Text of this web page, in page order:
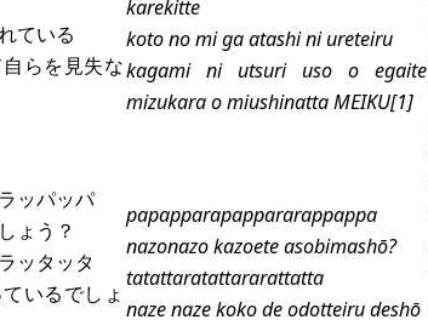
ている
らを見失な
karekitte
koto no mi ga atashi ni ureteiru
kagami ni utsuri uso o egaite
mizukara o miushinatta MEIKU[1]
ッパッパ
ょう？
ッタッタ
いるでしょ
papapparapappararappappa
nazonazo kazoete asobimashō?
tatattaratattararattatta
naze naze koko de odotteiru deshō